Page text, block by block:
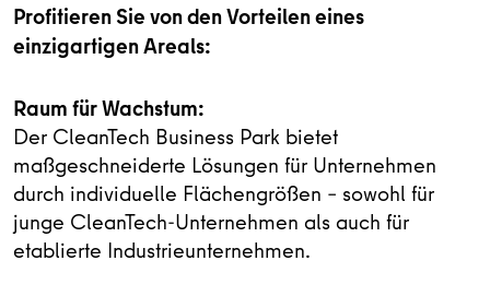
Profitieren Sie von den Vorteilen eines
einzigartigen Areals:
Raum für Wachstum:
Der CleanTech Business Park bietet
maßgeschneiderte Lösungen für Unternehmen
durch individuelle Flächengrößen – sowohl für
junge CleanTech-Unternehmen als auch für
etablierte Industrieunternehmen.